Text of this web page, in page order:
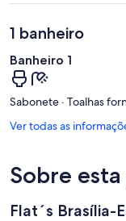
1 banheiro
Banheiro 1
Sabonete · Toalhas
Ver todas as
Sobre
Flat´s Brasília-